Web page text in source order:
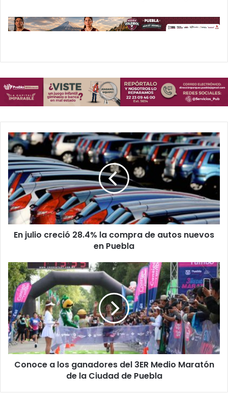
E
n
j
u
l
i
o
c
r
ó
2
8
.
4
%
l
a
c
En julio creció 28.4% la compra de autos nuevos
en Puebla
C
o
n
o
c
e
a
l
o
Conoce a los ganadores del 3ER Medio Maratón
de la Ciudad de Puebla